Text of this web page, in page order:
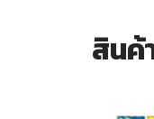
สินค้